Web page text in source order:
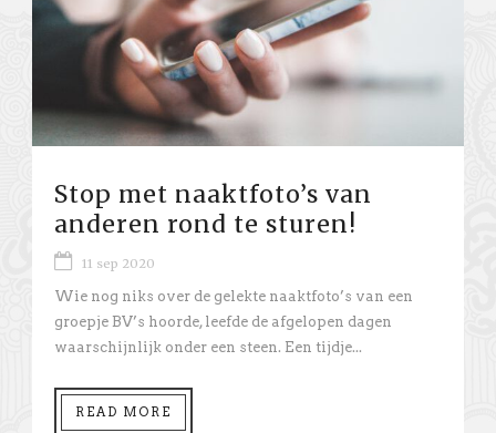
Stop met naaktfoto’s van
anderen rond te sturen!
11 sep 2020
Wie nog niks over de gelekte naaktfoto’s van een
groepje BV’s hoorde, leefde de afgelopen dagen
waarschijnlijk onder een steen. Een tijdje...
READ MORE